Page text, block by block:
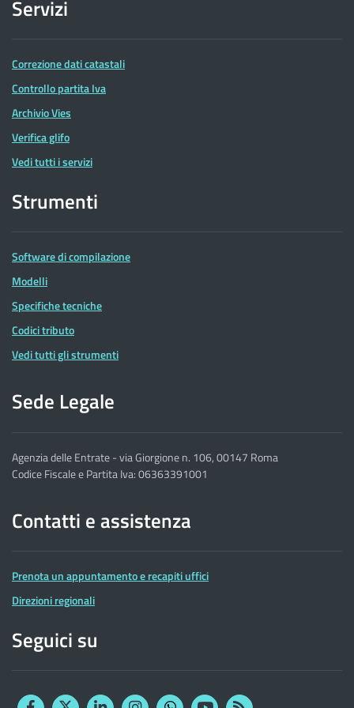
Servizi
Correzione dati catastali
Controllo partita Iva
Archivio Vies
Verifica glifo
Vedi tutti i servizi
Strumenti
Software di compilazione
Modelli
Specifiche tecniche
Codici tributo
Vedi tutti gli strumenti
Sede Legale
Agenzia delle Entrate - via Giorgione n. 106, 00147 Roma
Codice Fiscale e Partita Iva: 06363391001
Contatti e assistenza
Prenota un appuntamento e recapiti uffici
Direzioni regionali
Seguici su